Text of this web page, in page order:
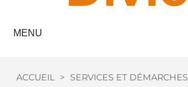
MENU
ACCUEIL > SERVICES ET DÉMARCHES